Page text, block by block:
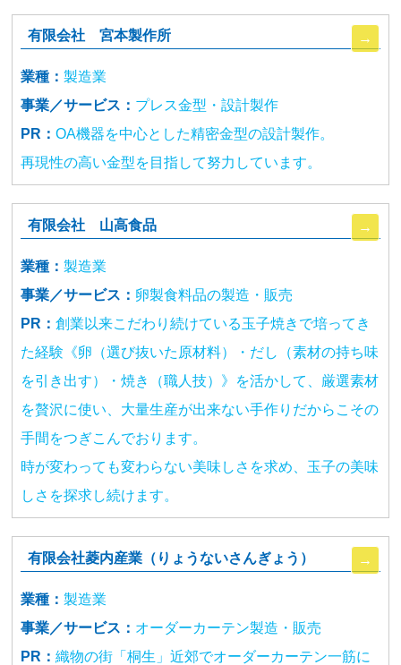
有限会社 宮本製作所
業種： 製造業
事業／サービス： プレス金型・設計製作
PR： OA機器を中心とした精密金型の設計製作。
再現性の高い金型を目指して努力しています。
有限会社 山高食品
業種： 製造業
事業／サービス： 卵製食料品の製造・販売
PR： 創業以来こだわり続けている玉子焼きで培ってき
た経験《卵（選び抜いた原材料）・だし（素材の持ち味
を引き出す）・焼き（職人技）》を活かして、厳選素材
を贅沢に使い、大量生産が出来ない手作りだからこその
手間をつぎこんでおります。
時が変わっても変わらない美味しさを求め、玉子の美味
しさを探求し続けます。
有限会社菱内産業（りょうないさんぎょう）
業種： 製造業
事業／サービス： オーダーカーテン製造・販売
PR： 織物の街「桐生」近郊でオーダーカーテン一筋に